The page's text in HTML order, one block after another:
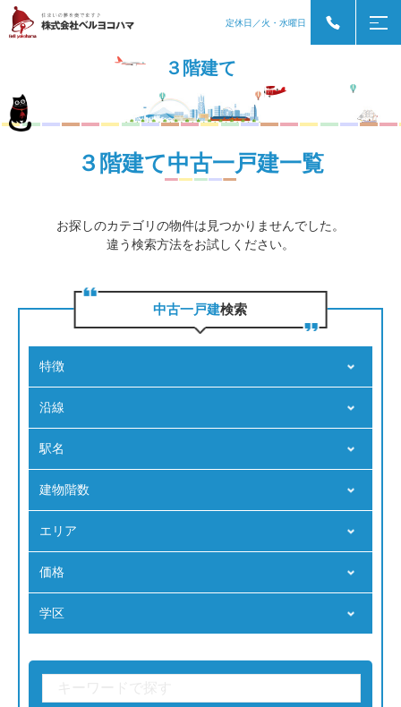
定休日／火・水曜日
３階建て
３階建て中古一戸建一覧
お探しのカテゴリの物件は見つかりませんでした。
違う検索方法をお試しください。
中古一戸建検索
特徴
沿線
駅名
建物階数
エリア
価格
学区